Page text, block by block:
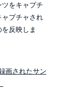
をキャプチ
プチャされ
反映しま
画されたサン